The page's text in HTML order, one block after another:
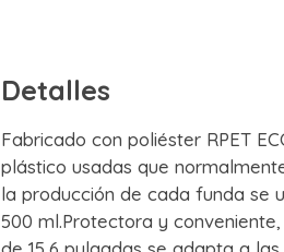
Detalles
Fabricado con poliéster RPET
plástico usadas que
la producción de cada funda se
500 ml.Protectora y